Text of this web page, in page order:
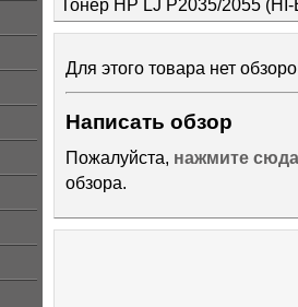
Тонер HP LJ P2035/2055 (HI-
Для этого товара нет
Написать обзор
Пожалуйста, нажмите сюда
обзора.